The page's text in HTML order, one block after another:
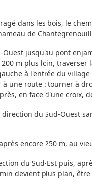
dans les bois, le
de
jusqu'au pont
m plus loin, traverser
à l'entrée du
une route : tourner à
en face d'une croix,
du Sud-Ouest
encore 250 m, au
du Sud-Est puis,
devient plus plan,